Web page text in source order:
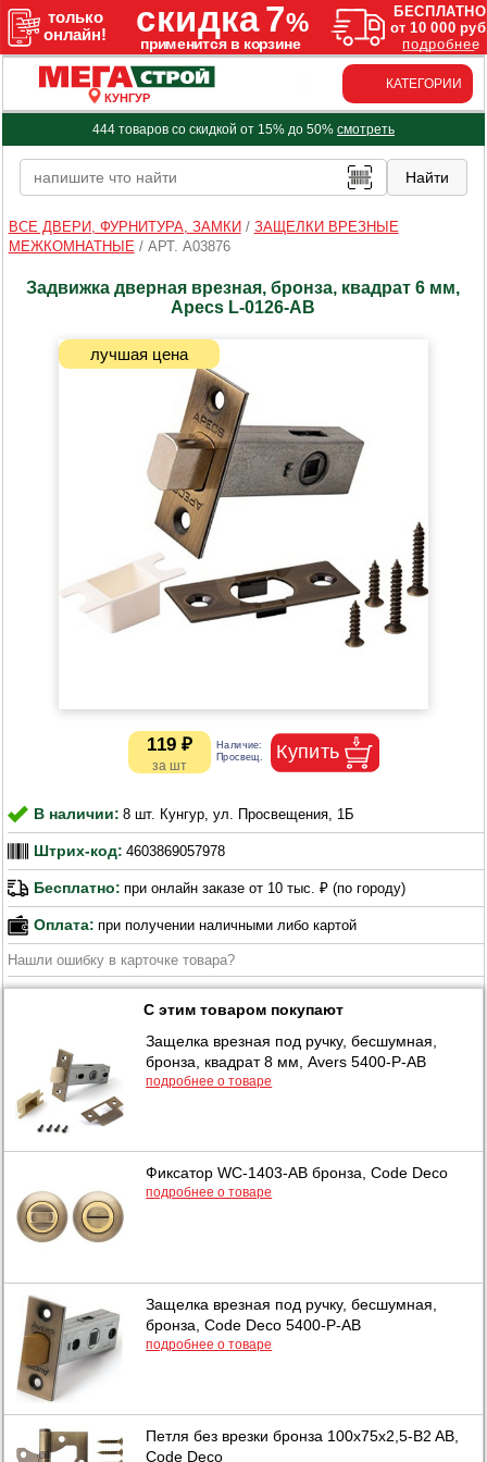
КУНГУР
КАТЕГОРИИ
444 товаров со скидкой от 15% до 50% смотреть
ВСЕ ДВЕРИ, ФУРНИТУРА, ЗАМКИ / ЗАЩЕЛКИ ВРЕЗНЫЕ
МЕЖКОМНАТНЫЕ / АРТ. A03876
Задвижка дверная врезная, бронза, квадрат 6 мм,
Apecs L-0126-AB
119 ₽
В наличии: 8 шт. Кунгур, ул. Просвещения, 1Б
Штрих-код: 4603869057978
Бесплатно: при онлайн заказе от 10 тыс. ₽ (по городу)
Оплата: при получении наличными либо картой
Нашли ошибку в карточке товара?
С этим товаром покупают
Защелка врезная под ручку, бесшумная,
бронза, квадрат 8 мм, Avers 5400-P-AB
подробнее о товаре
Фиксатор WC-1403-АВ бронза, Code Deco
подробнее о товаре
Защелка врезная под ручку, бесшумная,
бронза, Code Deco 5400-Р-AB
подробнее о товаре
Петля без врезки бронза 100х75х2,5-B2 AB,
Code Deco